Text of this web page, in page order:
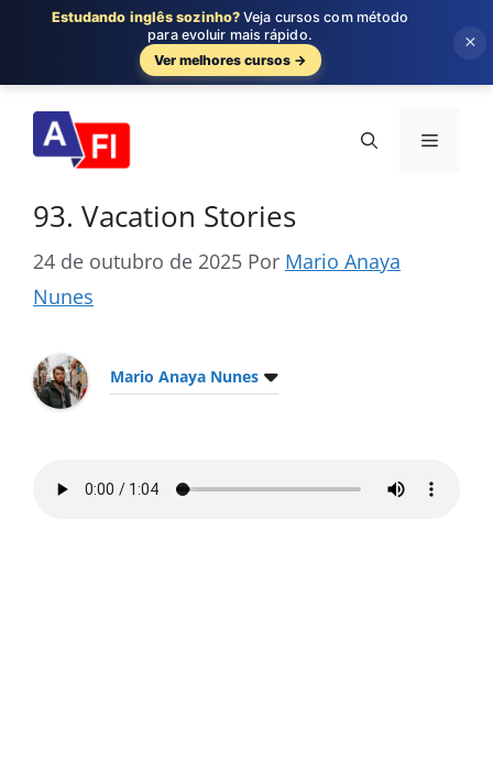
para
conteúdo
Menu
93. Vacation Stories
24 de outubro de 2025 Por Mario Anaya
Nunes
Mario Anaya Nunes
Estudando inglês sozinho? Veja cursos com método
para evoluir mais rápido.
Ver melhores cursos →
×